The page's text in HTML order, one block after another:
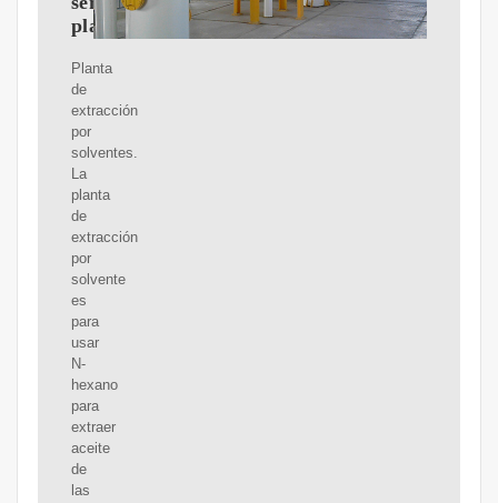
planta
Planta
de
extracción
por
solventes.
La
planta
de
extracción
por
solvente
es
para
usar
N-
hexano
para
extraer
aceite
de
las